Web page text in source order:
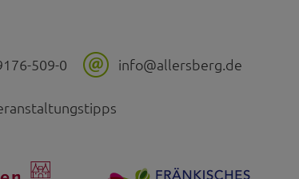
509-0 info@allersberg.de